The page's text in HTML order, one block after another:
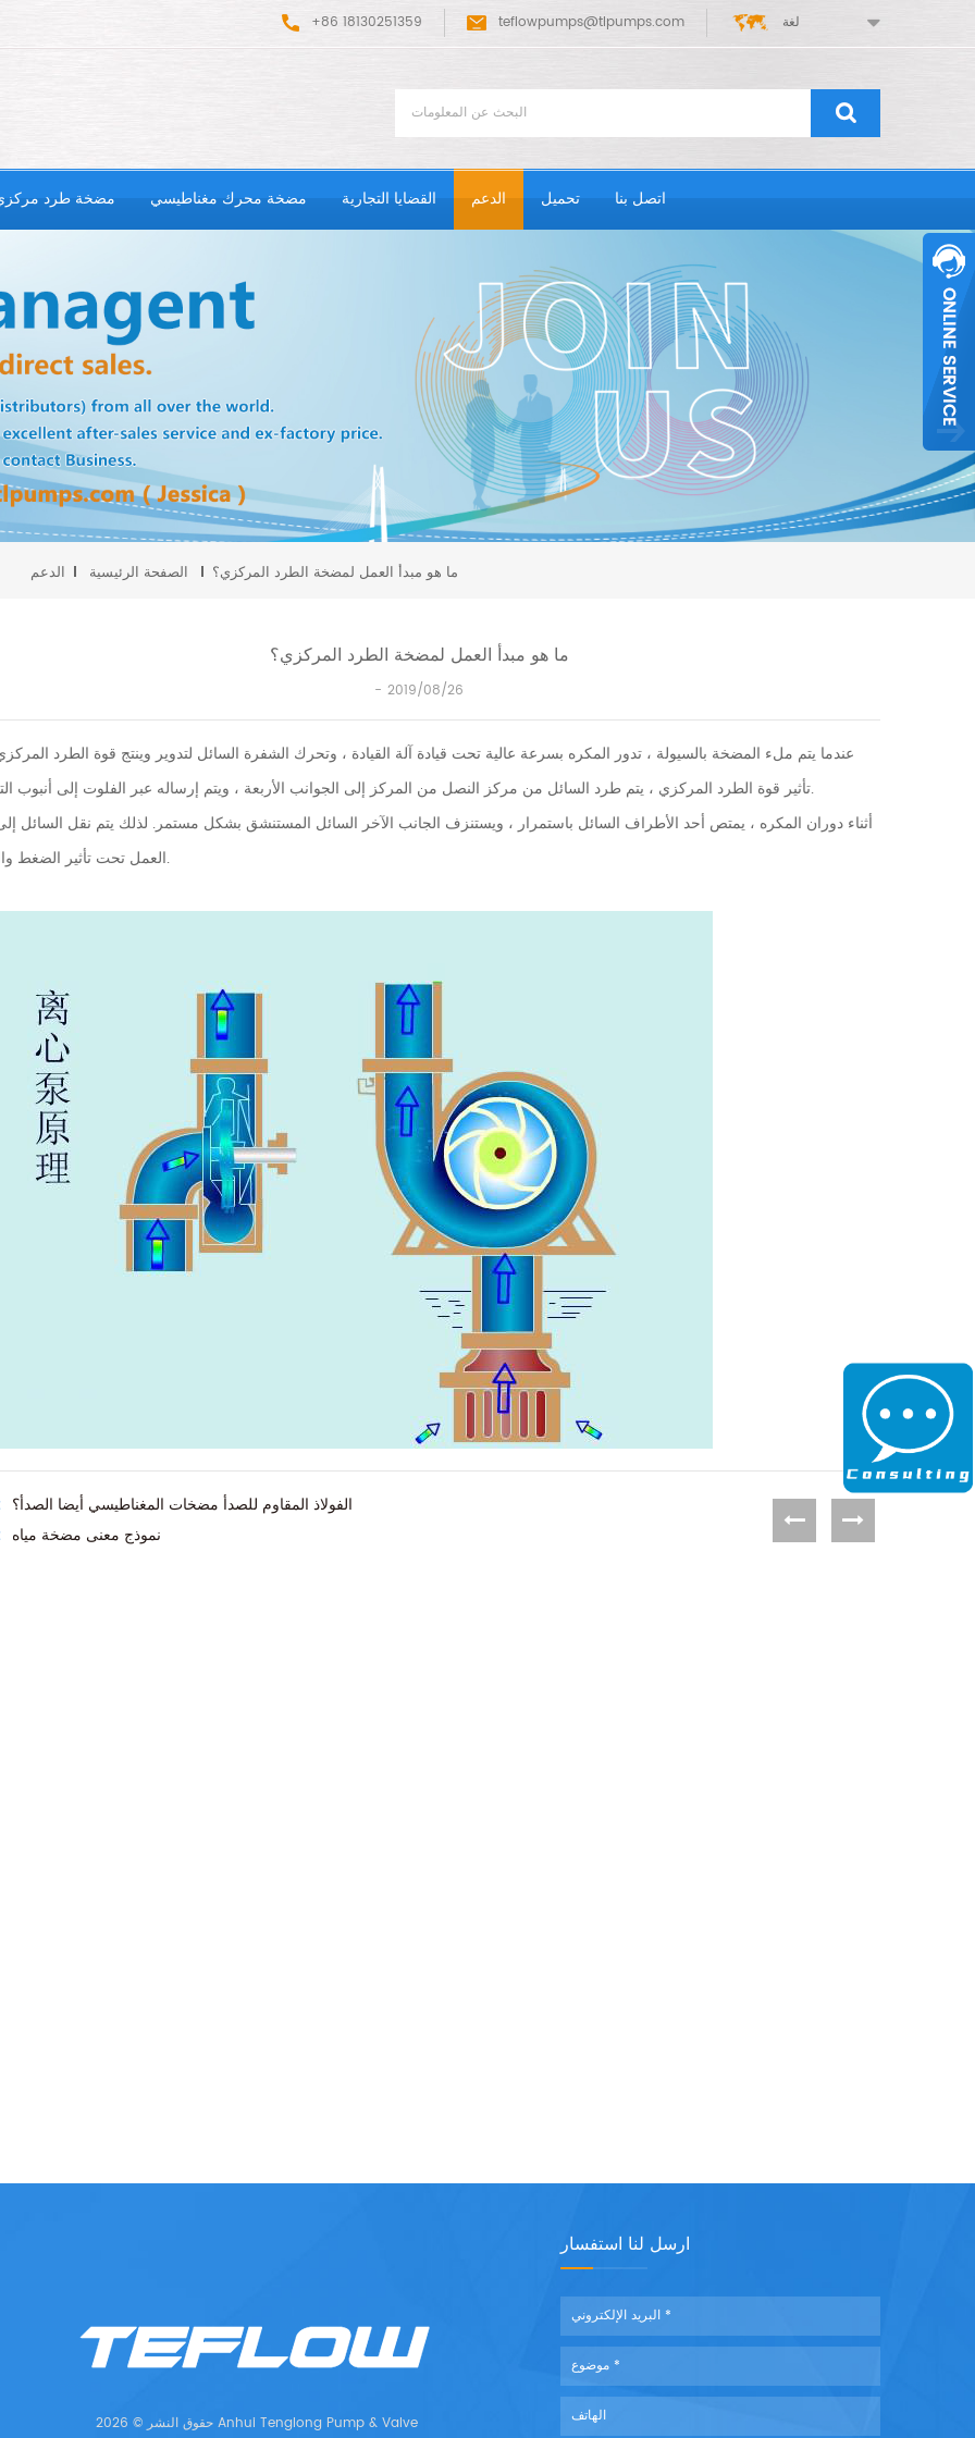
لغة +86 18130251359 teflowpumps@tlpumps.com
مضخة طرد مضخة محرك مغناطيسي القضايا التجارية الدعم تحميل اتصل بنا
الصفحة الرئيسية الدعم ما هو مبدأ العمل لمضخة الطرد المركزي؟
ما هو مبدأ العمل لمضخة الطرد المركزي؟
2019/08/26
عندما يتم ملء المضخة بالسيولة ، تدور المكره بسرعة عالية تحت قيادة آلة القيادة ، وتحرك الشفرة السائل لتدوير وينتج قوة الطرد
تأثير قوة الطرد المركزي ، يتم طرد السائل من مركز النصل من المركز إلى الجوانب الأربعة ، ويتم إرساله عبر الفلوت إلى أنبوب التصريف.
أثناء دوران المكره ، يمتص أحد الأطراف السائل باستمرار ، ويستنزف الجانب الآخر السائل المستنشق بشكل مستمر. لذلك يتم نقل السائل
العمل تحت تأثير الضغط والسرعة.
الفولاذ المقاوم للصدأ مضخات المغناطيسي أيضا الصدأ؟
نموذج معنى مضخة مياه
حقوق النشر © 2026 Anhui Tenglong Pump & Valve
ارسل لنا استفسار